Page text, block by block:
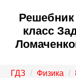
Решебник
класс
ГДЗ Физика